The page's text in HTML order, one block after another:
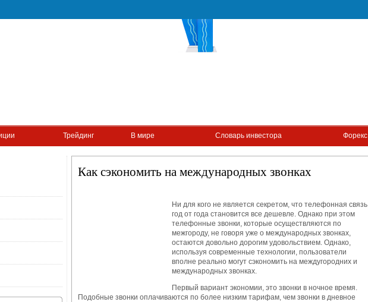
Трейдинг В мире Словарь инвестора Форекс
Как сэкономить на международных звонках
Ни для кого не является секретом, что телефонная связь
год от года становится все дешевле. Однако при этом
телефонные звонки, которые осуществляются по
межгороду, не говоря уже о международных звонках,
остаются довольно дорогим удовольствием. Однако,
используя современные технологии, пользователи
вполне реально могут сэкономить на междугородних и
международных звонках.
Первый вариант экономии, это звонки в ночное время.
Подобные звонки оплачиваются по более низким тарифам, чем звонки в дневное